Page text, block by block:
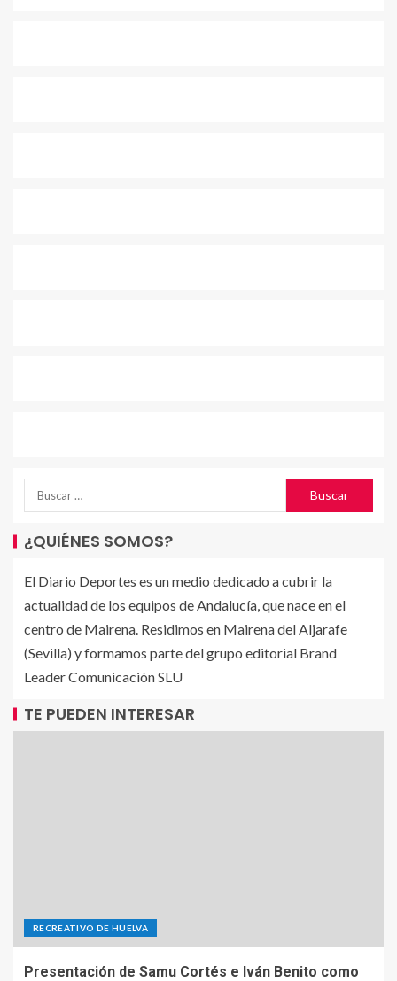
¿QUIÉNES SOMOS?
El Diario Deportes es un medio dedicado a cubrir la
actualidad de los equipos de Andalucía, que nace en el
centro de Mairena. Residimos en Mairena del Aljarafe
(Sevilla) y formamos parte del grupo editorial Brand
Leader Comunicación SLU
TE PUEDEN INTERESAR
RECREATIVO DE HUELVA
Presentación de Samu Cortés e Iván Benito como